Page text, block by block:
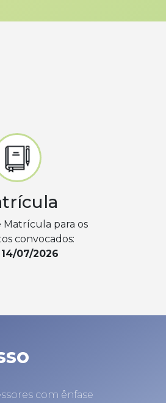
Matrícula para os
convocados:
07/2026
com ênfase